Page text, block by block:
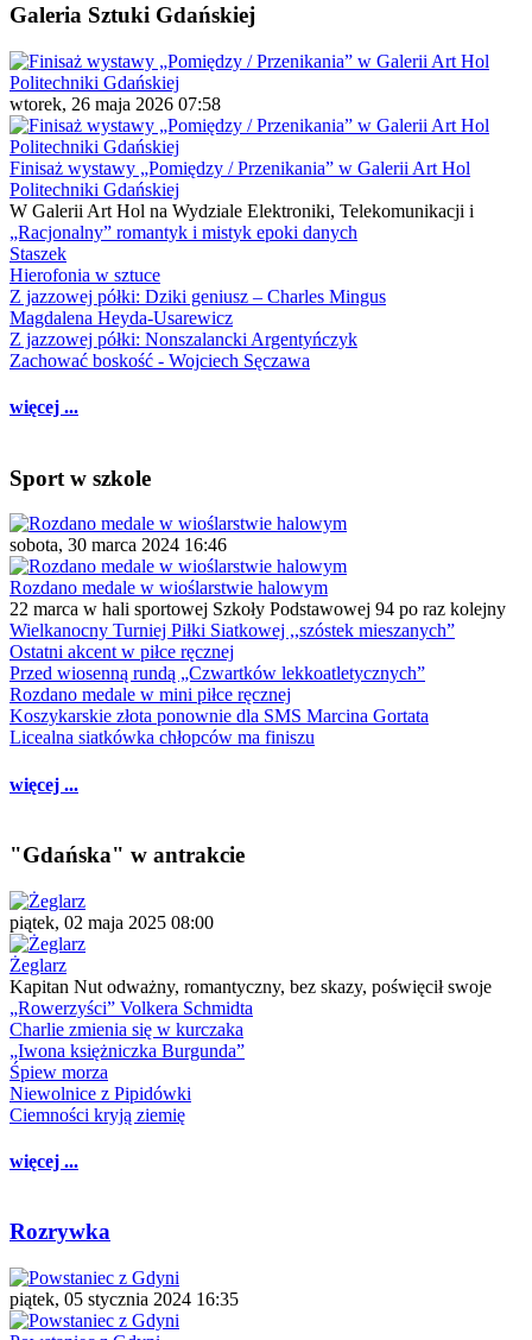
Galeria Sztuki Gdańskiej
wtorek, 26 maja 2026 07:58
Finisaż wystawy „Pomiędzy / Przenikania” w Galerii Art Hol
Politechniki Gdańskiej
W Galerii Art Hol na Wydziale Elektroniki, Telekomunikacji i
„Racjonalny” romantyk i mistyk epoki danych
Staszek
Hierofonia w sztuce
Z jazzowej półki: Dziki geniusz – Charles Mingus
Magdalena Heyda-Usarewicz
Z jazzowej półki: Nonszalancki Argentyńczyk
Zachować boskość - Wojciech Sęczawa
więcej ...
Sport w szkole
sobota, 30 marca 2024 16:46
Rozdano medale w wioślarstwie halowym
22 marca w hali sportowej Szkoły Podstawowej 94 po raz kolejny
Wielkanocny Turniej Piłki Siatkowej ,,szóstek mieszanych”
Ostatni akcent w piłce ręcznej
Przed wiosenną rundą „Czwartków lekkoatletycznych”
Rozdano medale w mini piłce ręcznej
Koszykarskie złota ponownie dla SMS Marcina Gortata
Licealna siatkówka chłopców ma finiszu
więcej ...
"Gdańska" w antrakcie
piątek, 02 maja 2025 08:00
Żeglarz
Kapitan Nut odważny, romantyczny, bez skazy, poświęcił swoje
„Rowerzyści” Volkera Schmidta
Charlie zmienia się w kurczaka
„Iwona księżniczka Burgunda”
Śpiew morza
Niewolnice z Pipidówki
Ciemności kryją ziemię
więcej ...
Rozrywka
piątek, 05 stycznia 2024 16:35